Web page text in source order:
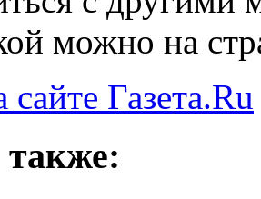
можно на
сайте Газета.Ru